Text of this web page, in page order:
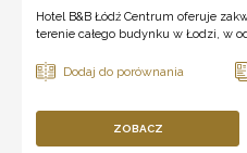
Hotel B&B Łódź Centrum oferuje
terenie całego budynku w Łodzi, w
ZOBACZ